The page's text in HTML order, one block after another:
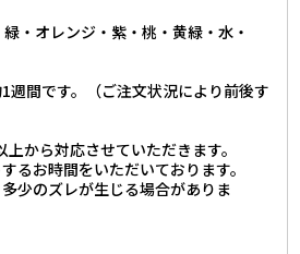
・オレンジ・紫・桃・黄緑・水・
間です。（ご注文状況により前後す
から対応させていただきます。
るお時間をいただいております。
多少のズレが生じる場合がありま